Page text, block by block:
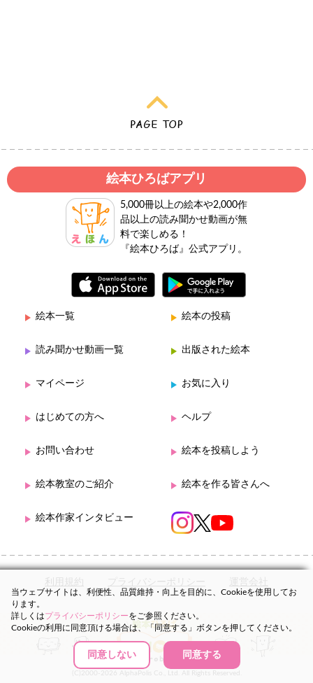
絵本ひろばアプリ
5,000冊以上の絵本や2,000作
品以上の読み聞かせ動画が無
料で楽しめる！
『絵本ひろば』公式アプリ。
絵本一覧 絵本の投稿
読み聞かせ動画一覧 出版された絵本
マイページ お気に入り
はじめての方へ ヘルプ
お問い合わせ 絵本を投稿しよう
絵本教室のご紹介 絵本を作る皆さんへ
絵本作家インタビュー
利用規約 プライバシーポリシー 運営会社
(C)2000-2026 AlphaPolis Co., Ltd. All Rights Reserved.
当ウェブサイトは、利便性、品質維持・向上を目的に、Cookieを使用してお
ります。
詳しくはプライバシーポリシーをご参照ください。
Cookieの利用に同意頂ける場合は、「同意する」ボタンを押してください。
同意しない 同意する